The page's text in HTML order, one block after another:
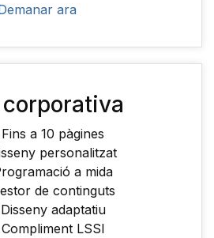
ara
Fins a 10 pàgines
personalitzat
a mida
de continguts
Disseny adaptatiu
Compliment LSSI